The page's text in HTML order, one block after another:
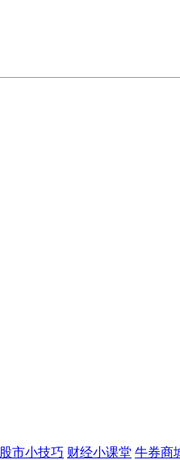
股市小技巧 财经小课堂 牛券商